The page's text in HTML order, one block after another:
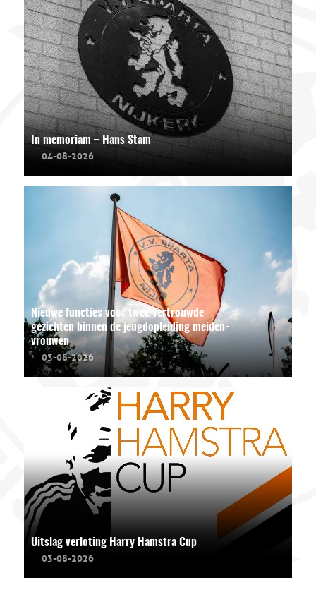
In memoriam – Hans Stam
04-08-2026
Nieuwe functies voor twee vertrouwde
gezichten binnen de jeugdopleiding meiden-
vrouwen
03-08-2026
Uitslag verloting Harry Hamstra Cup
03-08-2026